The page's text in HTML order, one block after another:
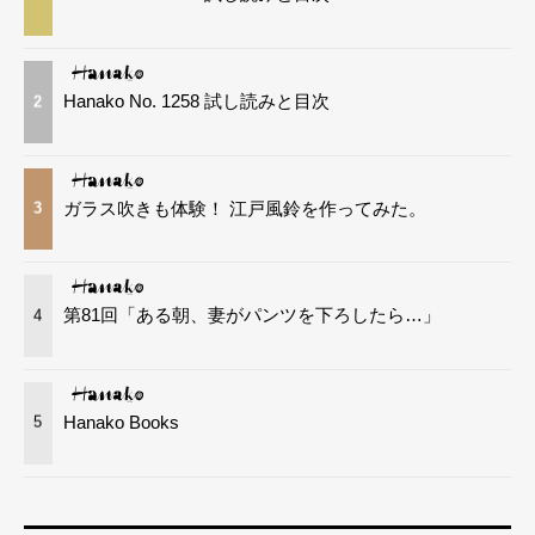
2 Hanako No. 1258 試し読みと目次
3 ガラス吹きも体験！ 江戸風鈴を作ってみた。
4 第81回「ある朝、妻がパンツを下ろしたら…」
5 Hanako Books